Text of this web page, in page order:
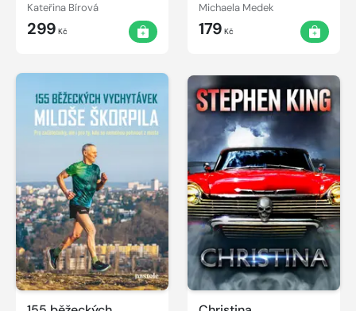
Kateřina Bírová
299 Kč
Michaela Medek
179 Kč